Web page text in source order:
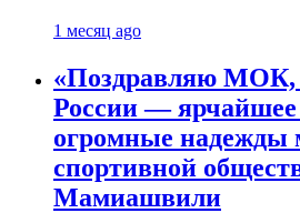
1 месяц ago
«Поздравляю МОК,
России —
огромные надежды
спортивной
Мамиашвили